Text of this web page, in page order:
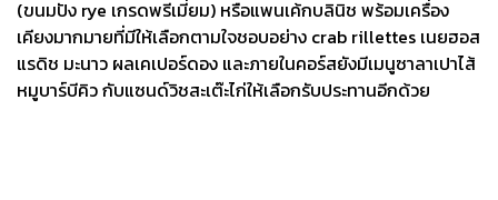
(ขนมปัง rye เกรดพรีเมี่ยม) หรือแพนเค้กบลินิช พร้อมเครื่อง
เคียงมากมายที่มีให้เลือกตามใจชอบอย่าง crab rillettes เนยฮอส
แรดิช มะนาว ผลเคเปอร์ดอง และภายในคอร์สยังมีเมนูซาลาเปาไส้
หมูบาร์บีคิว กับแซนด์วิชสะเต๊ะไก่ให้เลือกรับประทานอีกด้วย